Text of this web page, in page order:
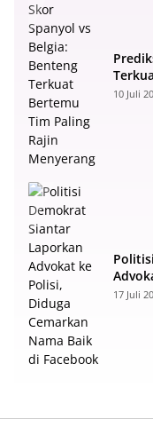
10 Juli
Nama
17 Juli